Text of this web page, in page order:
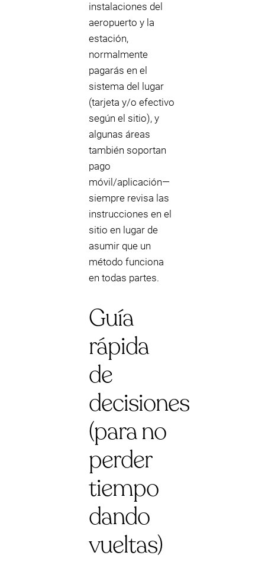
instalaciones del
aeropuerto y la
estación,
normalmente
pagarás en el
sistema del lugar
(tarjeta y/o efectivo
según el sitio), y
algunas áreas
también soportan
pago
móvil/aplicación—
siempre revisa las
instrucciones en el
sitio en lugar de
asumir que un
método funciona
en todas partes.
Guía
rápida
de
decisiones
(para no
perder
tiempo
dando
vueltas)